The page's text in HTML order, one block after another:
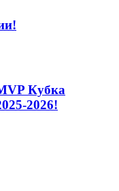
Кубка
2026!